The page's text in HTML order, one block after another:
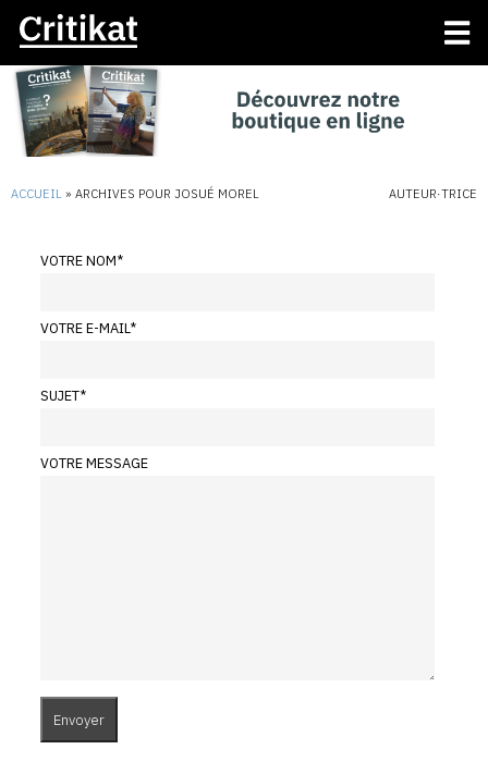
ACCUEIL » ARCHIVES POUR JOSUÉ MOREL AUTEUR·TRICE
VOTRE NOM*
VOTRE E-MAIL*
SUJET*
VOTRE MESSAGE